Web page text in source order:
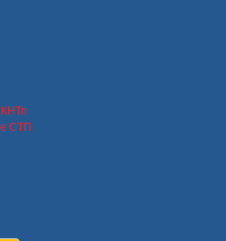
СТП